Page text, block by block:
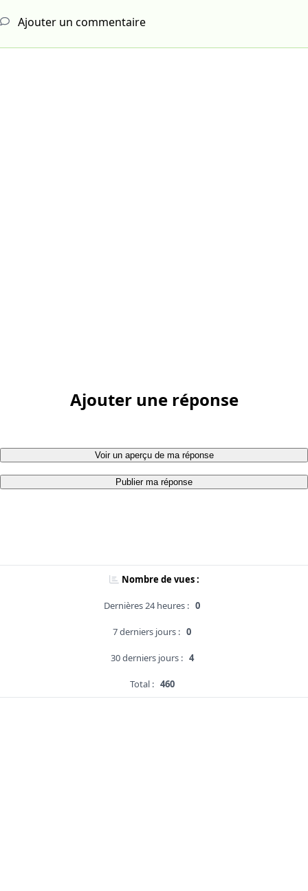
Ajouter un commentaire
Ajouter une réponse
Voir un aperçu de ma réponse
Publier ma réponse
Nombre de vues :
Dernières 24 heures : 0
7 derniers jours : 0
30 derniers jours : 4
Total : 460